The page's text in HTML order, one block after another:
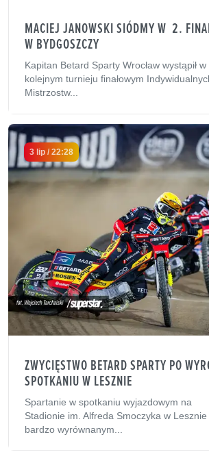
MACIEJ JANOWSKI SIÓDMY W 2.
W BYDGOSZCZY
Kapitan Betard Sparty Wrocław wystąpił w
kolejnym turnieju finałowym
Mistrzostw...
3 lip / 22:28
ZWYCIĘSTWO BETARD SPARTY PO
SPOTKANIU W LESZNIE
Spartanie w spotkaniu wyjazdowym na
Stadionie im. Alfreda Smoczyka w Lesznie
bardzo wyrównanym...